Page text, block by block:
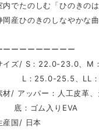
内でたのしむ「ひのきのは
岡産ひのきのしなやかな
ーーーーーーーーー
イズ/ S：22.0-23.0、M
L：25.0-25.5、LL：
材/ アッパー：人工皮革、
底：ゴム入りEVA
産国/ 日本